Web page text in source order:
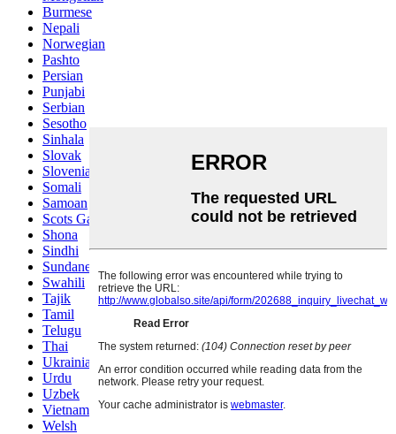
Burmese
Nepali
Norwegian
Pashto
Persian
Punjabi
Serbian
Sesotho
Sinhala
Slovak
Slovenian
Somali
Samoan
Scots Gaelic
Shona
Sindhi
Sundanese
Swahili
Tajik
Tamil
Telugu
Thai
Ukrainian
Urdu
Uzbek
Vietnamese
Welsh